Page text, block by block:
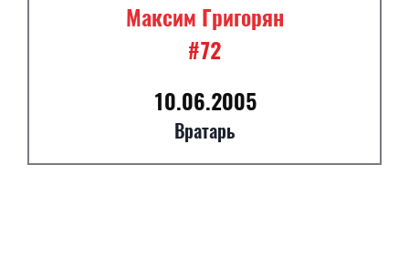
Максим Григорян
#72
10.06.2005
Вратарь